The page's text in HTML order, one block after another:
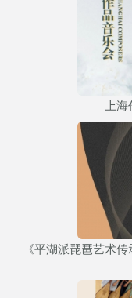
上
《平湖派琵琶艺术